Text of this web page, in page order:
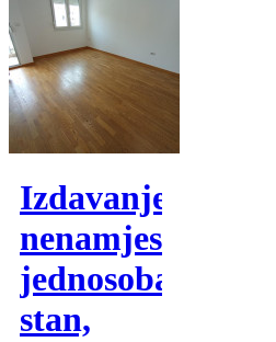
Izdavanje,
nenamjesten
jednosoban
stan,